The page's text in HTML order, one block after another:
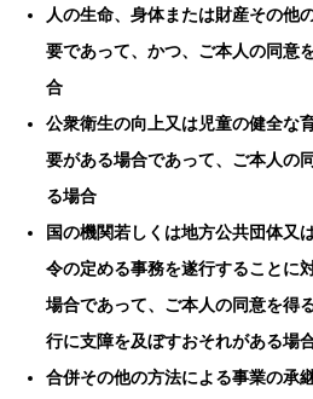
人の生命、身体または財産その他
要であって、かつ、ご本人の同意
合
公衆衛生の向上又は児童の健全な
要がある場合であって、ご本人の
る場合
国の機関若しくは地方公共団体又
令の定める事務を遂行することに
場合であって、ご本人の同意を得
行に支障を及ぼすおそれがある場
合併その他の方法による事業の承